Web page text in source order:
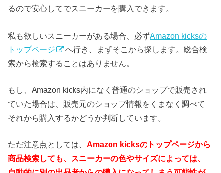
るので安心してでスニーカーを購入できます。
私も欲しいスニーカーがある場合、必ずAmazon kicksの
トップページ
へ行き、まずそこから探します。総合検
索から検索することはありません。
もし、Amazon kicks内になく普通のショップで販売され
ていた場合は、販売元のショップ情報をくまなく調べて
それから購入するかどうか判断しています。
ただ注意点としては、Amazon kicksのトップページから
商品検索しても、スニーカーの色やサイズによっては、